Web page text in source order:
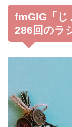
fmGIG「じ
286回のラ